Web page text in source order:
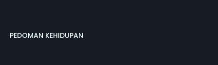
PEDOMAN KEHIDUPAN